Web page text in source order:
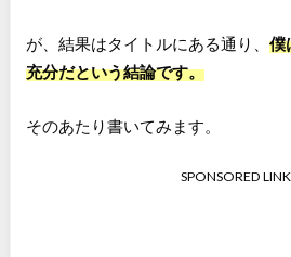
が、結果はタイトルにある通り、 僕
充分だという結論です。
そのあたり書いてみます。
SPONSORED LINK